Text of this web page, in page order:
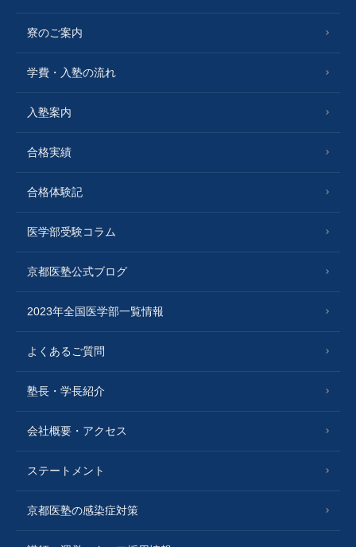
寮のご案内
学費・入塾の流れ
入塾案内
合格実績
合格体験記
医学部受験コラム
京都医塾公式ブログ
2023年全国医学部一覧情報
よくあるご質問
塾長・学長紹介
会社概要・アクセス
ステートメント
京都医塾の感染症対策